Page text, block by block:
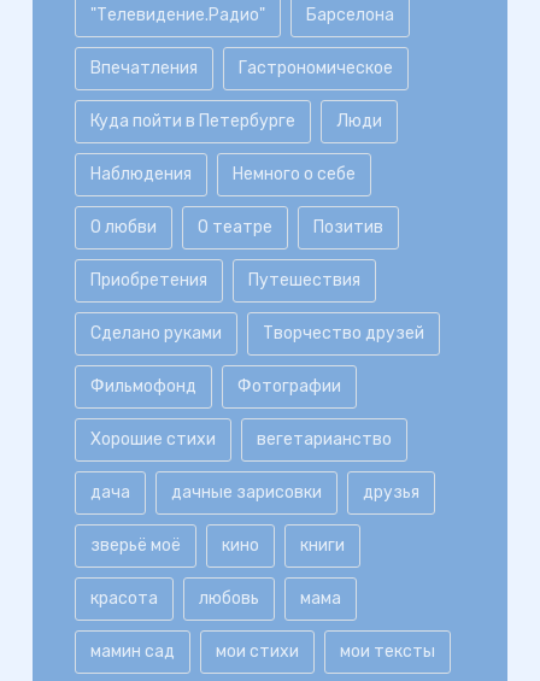
"Телевидение.Радио" Барселона
Впечатления Гастрономическое
Куда пойти в Петербурге Люди
Наблюдения Немного о себе
О любви О театре Позитив
Приобретения Путешествия
Сделано руками Творчество друзей
Фильмофонд Фотографии
Хорошие стихи вегетарианство
дача дачные зарисовки друзья
зверьё моё кино книги
красота любовь мама
мамин сад мои стихи мои тексты